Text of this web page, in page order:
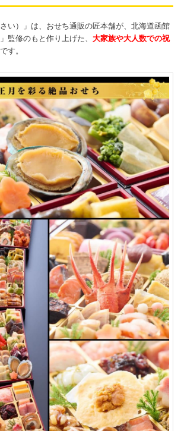
い）」は、おせち通販の匠本舗が、北海道函館
監修のもと作り上げた、大家族や大人数での祝
です。